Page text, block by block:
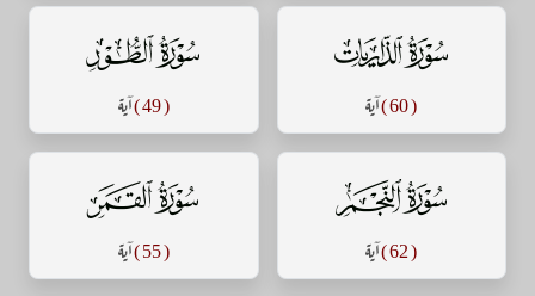
سورة الذاريات
( 60 ) آية
سورة الطور
( 49 ) آية
سورة النجم
( 62 ) آية
سورة القمر
( 55 ) آية